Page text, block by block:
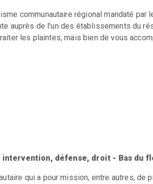
communautaire régional mandaté
auprès de l'un des établissements du
les plaintes, mais bien de vous
intervention, défense, droit - Bas du
qui a pour mission, entre autres,